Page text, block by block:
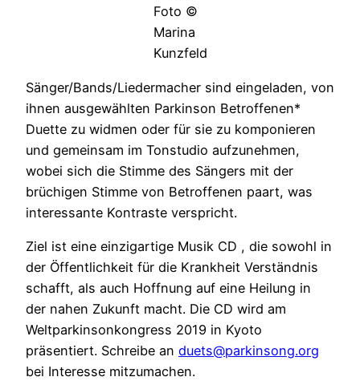
Foto ©
Marina
Kunzfeld
Sänger/Bands/Liedermacher sind eingeladen, von
ihnen ausgewählten Parkinson Betroffenen*
Duette zu widmen oder für sie zu komponieren
und gemeinsam im Tonstudio aufzunehmen,
wobei sich die Stimme des Sängers mit der
brüchigen Stimme von Betroffenen paart, was
interessante Kontraste verspricht.
Ziel ist eine einzigartige Musik CD , die sowohl in
der Öffentlichkeit für die Krankheit Verständnis
schafft, als auch Hoffnung auf eine Heilung in
der nahen Zukunft macht. Die CD wird am
Weltparkinsonkongress 2019 in Kyoto
präsentiert. Schreibe an duets@parkinsong.org
bei Interesse mitzumachen.